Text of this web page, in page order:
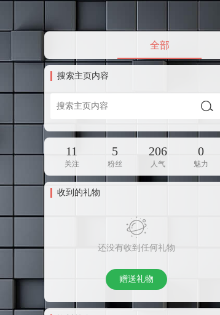
全部
搜索主页内容
11
关注
5
粉丝
206
人气
0
魅力
收到的礼物
还没有收到任何礼物
赠送礼物